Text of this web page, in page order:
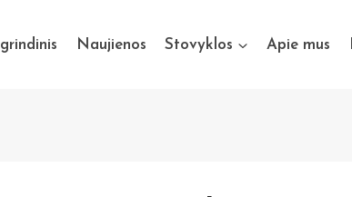
Naujienos Stovyklos Apie mus